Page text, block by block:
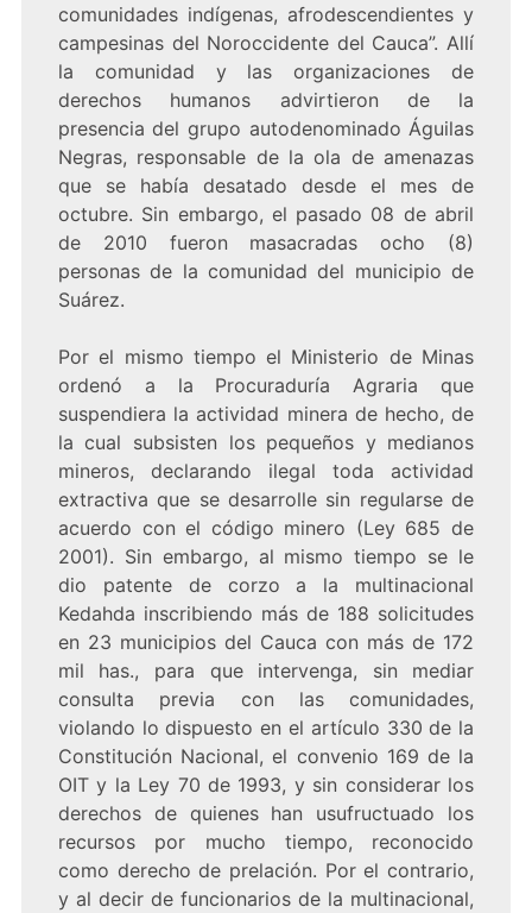
comunidades indígenas, afrodescendientes y
campesinas del Noroccidente del Cauca”. Allí
la comunidad y las organizaciones de
derechos humanos advirtieron de la
presencia del grupo autodenominado Águilas
Negras, responsable de la ola de amenazas
que se había desatado desde el mes de
octubre. Sin embargo, el pasado 08 de abril
de 2010 fueron masacradas ocho (8)
personas de la comunidad del municipio de
Suárez.
Por el mismo tiempo el Ministerio de Minas
ordenó a la Procuraduría Agraria que
suspendiera la actividad minera de hecho, de
la cual subsisten los pequeños y medianos
mineros, declarando ilegal toda actividad
extractiva que se desarrolle sin regularse de
acuerdo con el código minero (Ley 685 de
2001). Sin embargo, al mismo tiempo se le
dio patente de corzo a la multinacional
Kedahda inscribiendo más de 188 solicitudes
en 23 municipios del Cauca con más de 172
mil has., para que intervenga, sin mediar
consulta previa con las comunidades,
violando lo dispuesto en el artículo 330 de la
Constitución Nacional, el convenio 169 de la
OIT y la Ley 70 de 1993, y sin considerar los
derechos de quienes han usufructuado los
recursos por mucho tiempo, reconocido
como derecho de prelación. Por el contrario,
y al decir de funcionarios de la multinacional,